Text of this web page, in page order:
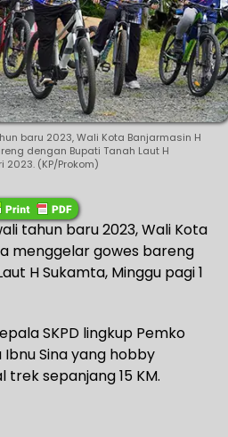
baru 2023, Wali Kota Banjarmasin H
dengan Bupati Tanah Laut H
2023. (KP/Prokom)
tahun baru 2023, Wali Kota
menggelar gowes bareng
H Sukamta, Minggu pagi 1
SKPD lingkup Pemko
Ibnu Sina yang hobby
sepanjang 15 KM.